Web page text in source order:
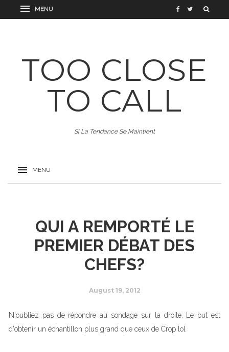
TOO CLOSE
TO CALL
Si La Tendance Se Maintient
QUI A REMPORTÉ LE
PREMIER DÉBAT DES
CHEFS?
August 19, 2012
N'oubliez pas de répondre au sondage sur la droite. Le but est
d'obtenir un échantillon plus grand que ceux de Crop lol